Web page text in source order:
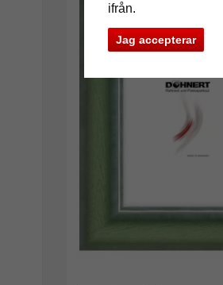
ifrån.
Jag accepterar